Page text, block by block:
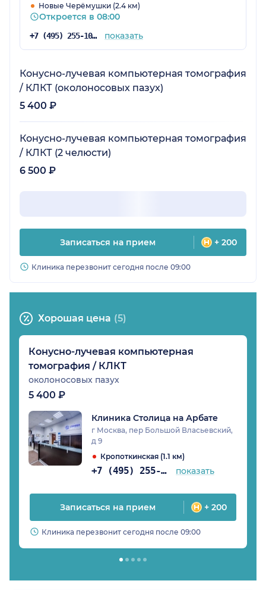
Новые Черёмушки (2.4 км)
Откроется в 08:00
+7 (495) 255-10-78 показать
Конусно-лучевая компьютерная томография
/ КЛКТ (околоносовых пазух)
5 400 ₽
Конусно-лучевая компьютерная томография
/ КЛКТ (2 челюсти)
6 500 ₽
Записаться на прием + 200
Клиника перезвонит сегодня после 09:00
Хорошая цена (5)
Конусно-лучевая компьютерная
томография / КЛКТ
околоносовых пазух
5 400 ₽
Клиника Столица на Арбате
г Москва, пер Большой Власьевский,
д 9
Кропоткинская (1.1 км)
+7 (495) 255-10-78 показать
Записаться на прием + 200
Клиника перезвонит сегодня после 09:00